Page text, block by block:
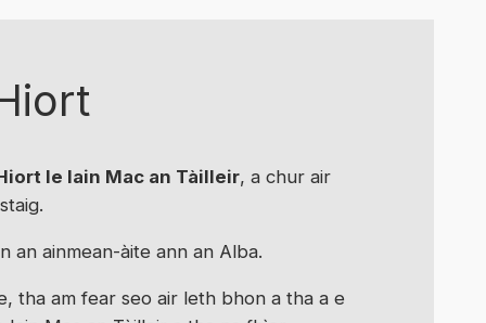
le Iain Mac an Tàilleir, a chur air
an ainmean-àite ann an Alba.
tha am fear seo air leth bhon a tha a e